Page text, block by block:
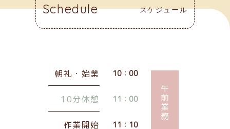
Schedule スケジュール
朝礼・始業 10：00
10分休憩 11：00
作業開始 11：10
午前業務